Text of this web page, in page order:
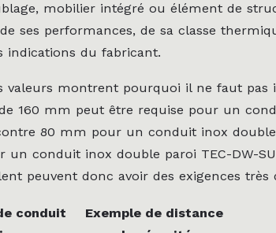
mobilier intégré ou élément de
ses performances, de sa classe
indications du fabricant.
valeurs montrent pourquoi il ne faut pas
160 mm peut être requise pour un
80 mm pour un conduit inox
un conduit inox double paroi TEC-DW-
peuvent donc avoir des exigences très
conduit
Exemple de distance